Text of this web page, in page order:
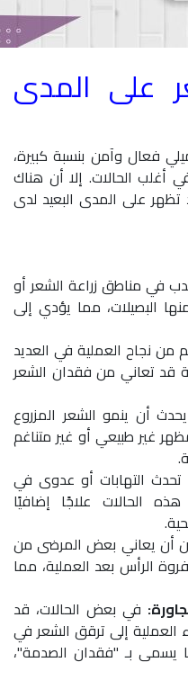
على المدى
فعال وآمن بنسبة كبيرة،
أغلب الحالات. إلا أن هناك
على المدى البعيد لدى
في مناطق زراعة الشعر أو
البصيلات، مما يؤدي إلى
من نجاح العملية في العديد
قد تعاني من فقدان الشعر
أن ينمو الشعر المزروع
غير طبيعي أو غير متناغم
التهابات أو عدوى في
الحالات علاجًا إضافيًا
أن يعاني بعض المرضى من
الرأس بعد العملية، مما
في بعض الحالات، قد
إلى ترقق الشعر في
يسمى بـ "فقدان الصدمة"،